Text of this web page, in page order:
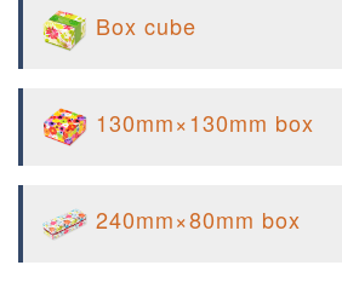
Box cube
130mm×130mm box
240mm×80mm box